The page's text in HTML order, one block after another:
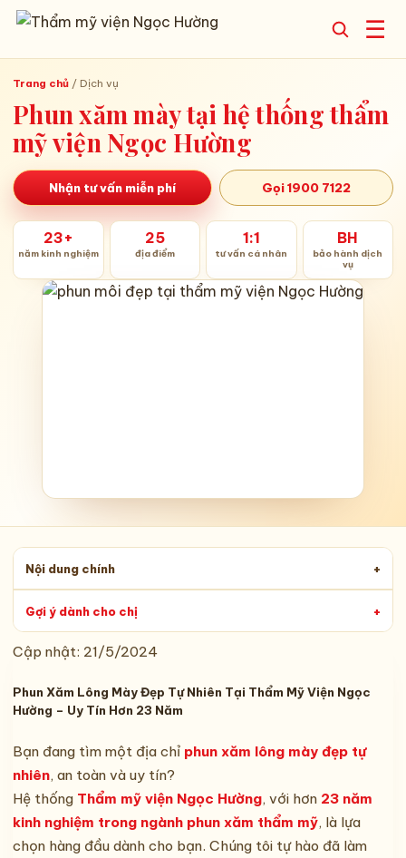
☰
Trang chủ / Dịch vụ
Phun xăm mày tại hệ thống thẩm
mỹ viện Ngọc Hường
Nhận tư vấn miễn phí Gọi 1900 7122
23+
năm kinh nghiệm
25
địa điểm
1:1
tư vấn cá nhân
BH
bảo hành dịch
vụ
Nội dung chính +
Gợi ý dành cho chị +
Cập nhật: 21/5/2024
Phun Xăm Lông Mày Đẹp Tự Nhiên Tại Thẩm Mỹ Viện Ngọc
Hường – Uy Tín Hơn 23 Năm
Bạn đang tìm một địa chỉ phun xăm lông mày đẹp tự
nhiên, an toàn và uy tín?
Hệ thống Thẩm mỹ viện Ngọc Hường, với hơn 23 năm
kinh nghiệm trong ngành phun xăm thẩm mỹ, là lựa
chọn hàng đầu dành cho bạn. Chúng tôi tự hào đã làm